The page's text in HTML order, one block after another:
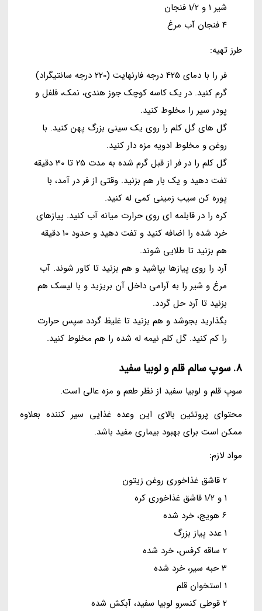
شیر 1 و 1/2 فنجان
4 فنجان آب مرغ
طرز تهیه:
فر را با دمای 425 درجه فارنهایت (220 درجه سانتیگراد)
گرم کنید. در یک کاسه کوچک جوز هندی، نمک، فلفل و
پودر سیر را مخلوط کنید.
گل های گل کلم را روی یک سینی بزرگ پهن کنید. با
روغن و مخلوط ادویه مزه دار کنید.
گل کلم را در فر از قبل گرم شده به مدت 25 تا 30 دقیقه
تفت دهید و یک بار هم بزنید. وقتی از فر در آمد، با
پوره کن سیب زمینی کمی له کنید.
کره را در قابلمه ای روی حرارت میانه آب کنید. پیازهای
خرد شده را اضافه کنید و تفت دهید و حدود 10 دقیقه
هم بزنید تا طلایی شوند.
آرد را روی پیازها بپاشید و هم بزنید تا کاور شوند. آب
مرغ و شیر را به آرامی داخل آن بریزید و با لیسک هم
بزنید تا آرد حل گردد.
بگذارید بجوشد و هم بزنید تا غلیظ گردد سپس حرارت
را کم کنید. گل کلم نیمه له شده را هم مخلوط کنید.
8. سوپ سالم قلم و لوبیا سفید
سوپ قلم و لوبیا سفید از نظر طعم و مزه عالی است.
محتوای پروتئین بالای این وعده غذایی سیر کننده بعلاوه
ممکن است برای بهبود بیماری مفید باشد.
مواد لازم:
2 قاشق غذاخوری روغن زیتون
1 و 1/2 قاشق غذاخوری کره
6 هویج، خرد شده
1 عدد پیاز بزرگ
2 ساقه کرفس، خرد شده
3 حبه سیر، خرد شده
1 استخوان قلم
2 قوطی کنسرو لوبیا سفید، آبکش شده